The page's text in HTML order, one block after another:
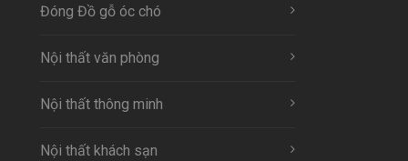
Đóng Đồ gỗ óc chó
Nội thất văn phòng
Nội thất thông minh
Nội thất khách sạn